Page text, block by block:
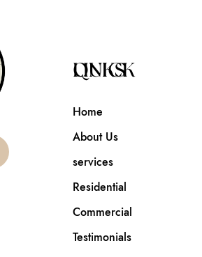
QUICK LINKS
Home
About Us
services
Residential
Commercial
Testimonials